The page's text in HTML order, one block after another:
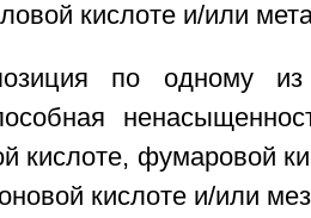
кислоте и/или
по одному
кислоте, фумаровой
кислоте и/или